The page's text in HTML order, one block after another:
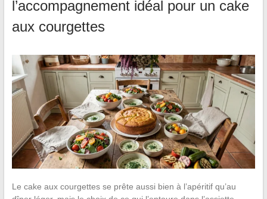
l’accompagnement idéal pour un cake
aux courgettes
Le cake aux courgettes se prête aussi bien à l’apéritif qu’au